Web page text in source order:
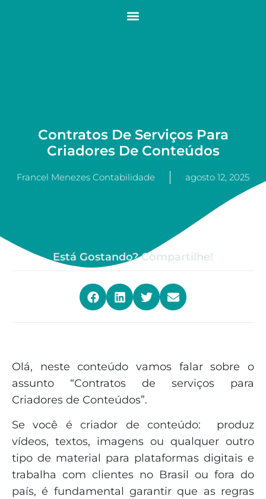
Contratos De Serviços Para
Criadores De Conteúdos
Francel Menezes Contabilidade agosto 12, 2025
Está Gostando? Compartilhe!
Olá, neste conteúdo vamos falar sobre o
assunto “Contratos de serviços para
Criadores de Conteúdos”.
Se você é criador de conteúdo: produz
vídeos, textos, imagens ou qualquer outro
tipo de material para plataformas digitais e
trabalha com clientes no Brasil ou fora do
país, é fundamental garantir que as regras